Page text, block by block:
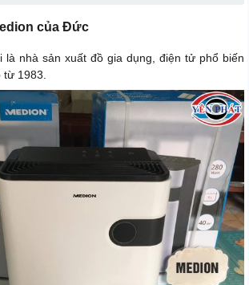
của Đức
là nhà sản xuất đồ gia dụng, điện tử phổ biến
từ 1983.